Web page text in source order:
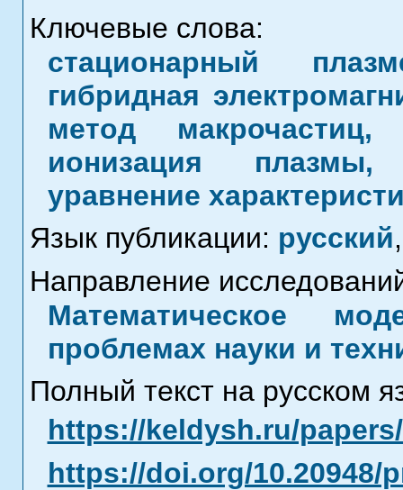
Ключевые слова:
стационарный
гибридная
метод
ионизация плазмы,
уравнение
Язык публикации: русский,
Направление
Математическое
проблемах науки и
Полный текст на русском
https://keldysh.ru/
https://doi.org/10.20948/